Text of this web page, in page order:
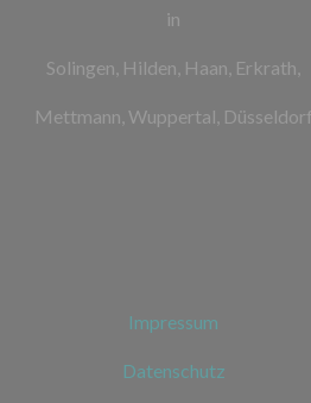
in
Solingen, Hilden, Haan, Erkrath,
Mettmann, Wuppertal, Düsseldorf
Impressum
Datenschutz